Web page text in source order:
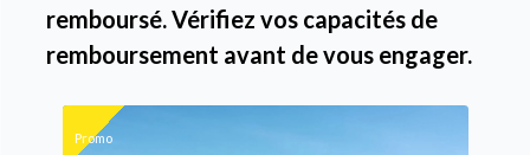
remboursé. Vérifiez vos capacités de
remboursement avant de vous engager.
Promo